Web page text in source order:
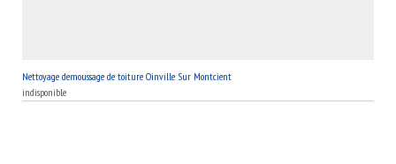
Nettoyage demoussage de toiture Oinville Sur Montcient
indisponible